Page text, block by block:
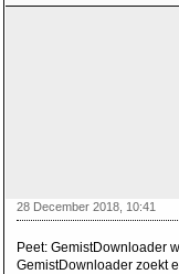
28 December 2018, 10:41
Peet: GemistDownloader
GemistDownloader zoekt